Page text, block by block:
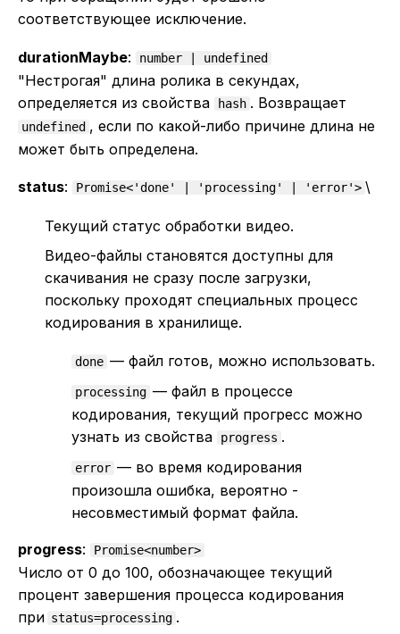
соответствующее исключение.
durationMaybe: number | undefined
"Нестрогая" длина ролика в секундах,
определяется из свойства
hash . Возвращает
undefined , если по какой-либо причине длина не
может быть определена.
status: Promise<'done' | 'processing' | 'error'> \
Текущий статус обработки видео.
Видео-файлы становятся доступны для
скачивания не сразу после загрузки,
поскольку проходят специальных процесс
кодирования в хранилище.
done — файл готов, можно использовать.
processing — файл в процессе
кодирования, текущий прогресс можно
узнать из свойства
progress .
error — во время кодирования
произошла ошибка, вероятно -
несовместимый формат файла.
progress: Promise<number>
Число от 0 до 100, обозначающее текущий
процент завершения процесса кодирования
при status=processing .